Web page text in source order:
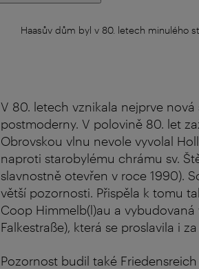
Haasův dům byl v 80. letech minulého
V 80. letech vznikala nejprve
postmoderny. V polovině 80. let
Obrovskou vlnu nevole vyvolal
naproti starobylému chrámu sv.
slavnostně otevřen v roce 1990).
větší pozornosti. Přispěla k tomu
Coop Himmelb(l)au a
Falkestraße), která se proslavila i
Pozornost budil také